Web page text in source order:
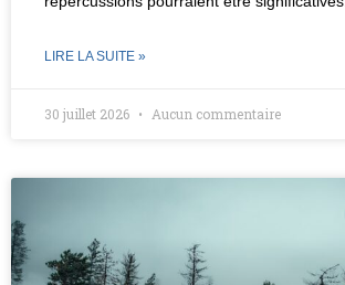
LIRE LA SUITE »
30 juillet 2026 Aucun commentaire